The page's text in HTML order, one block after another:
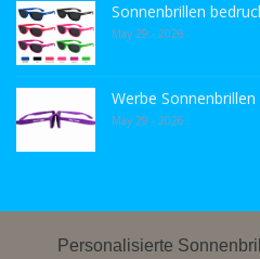
Sonnenbrillen
May 29 - 2026
Werbe
May 29 - 2026
Personalisierte